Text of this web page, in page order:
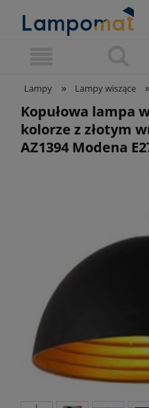
Lampy » Lampy wiszące »
Kopułowa lampa
kolorze z złotym
AZ1394 Modena